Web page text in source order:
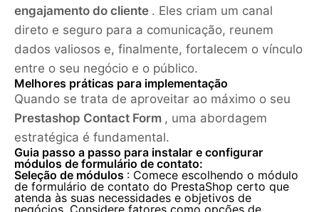
engajamento do cliente . Eles criam um canal
direto e seguro para a comunicação, reunem
dados valiosos e, finalmente, fortalecem o vínculo
entre o seu negócio e o público.
Melhores práticas para implementação
Quando se trata de aproveitar ao máximo o seu
Prestashop Contact Form , uma abordagem
estratégica é fundamental.
Guia passo a passo para instalar e configurar
módulos de formulário de contato:
Seleção de módulos : Comece escolhendo o módulo
de formulário de contato do PrestaShop certo que
atenda às suas necessidades e objetivos de